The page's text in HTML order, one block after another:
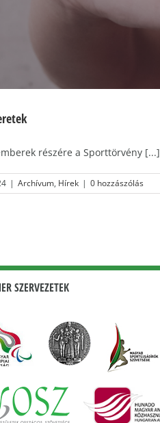
részére a Sporttörvény [...]
| Archívum, Hírek | 0 hozzászólás
SZERVEZETEK